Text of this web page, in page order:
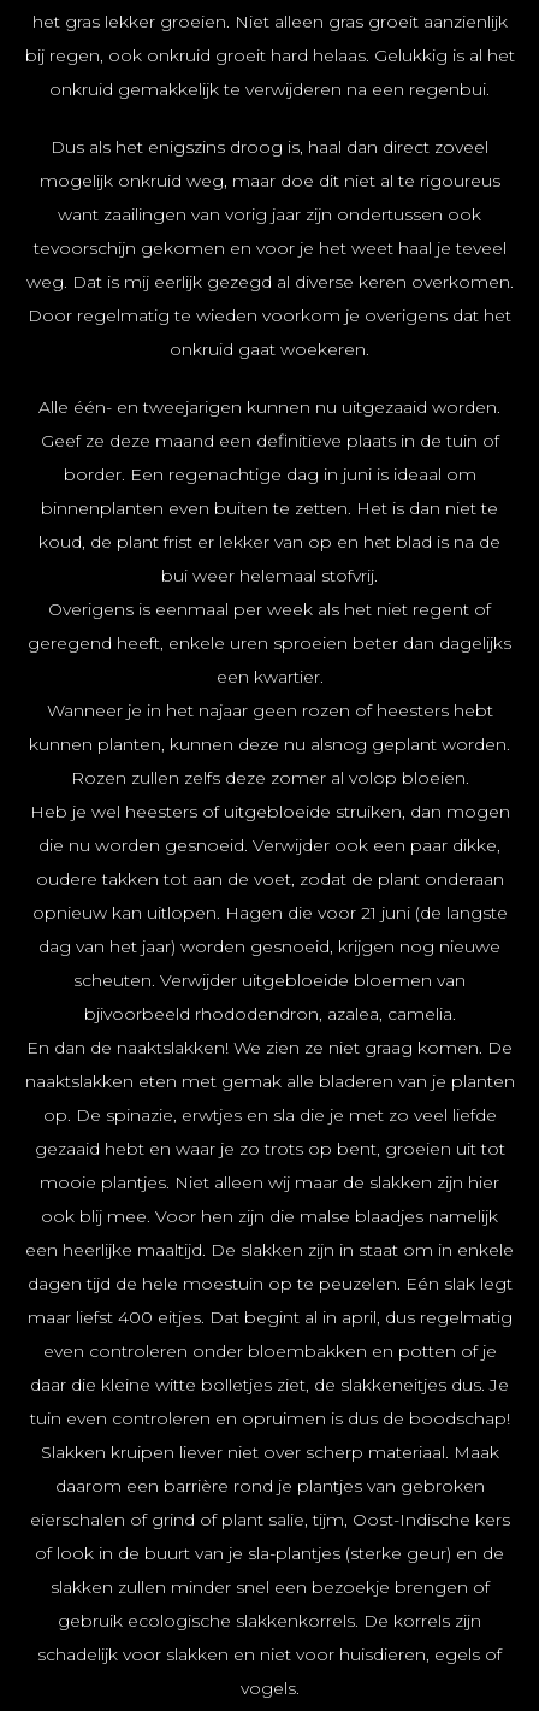
het gras lekker groeien. Niet alleen gras groeit aanzienlijk
bij regen, ook onkruid groeit hard helaas. Gelukkig is al het
onkruid gemakkelijk te verwijderen na een regenbui.
Dus als het enigszins droog is, haal dan direct zoveel
mogelijk onkruid weg, maar doe dit niet al te rigoureus
want zaailingen van vorig jaar zijn ondertussen ook
tevoorschijn gekomen en voor je het weet haal je teveel
weg. Dat is mij eerlijk gezegd al diverse keren overkomen.
Door regelmatig te wieden voorkom je overigens dat het
onkruid gaat woekeren.
Alle één- en tweejarigen kunnen nu uitgezaaid worden.
Geef ze deze maand een definitieve plaats in de tuin of
border. Een regenachtige dag in juni is ideaal om
binnenplanten even buiten te zetten. Het is dan niet te
koud, de plant frist er lekker van op en het blad is na de
bui weer helemaal stofvrij.
Overigens is eenmaal per week als het niet regent of
geregend heeft, enkele uren sproeien beter dan dagelijks
een kwartier.
Wanneer je in het najaar geen rozen of heesters hebt
kunnen planten, kunnen deze nu alsnog geplant worden.
Rozen zullen zelfs deze zomer al volop bloeien.
Heb je wel heesters of uitgebloeide struiken, dan mogen
die nu worden gesnoeid. Verwijder ook een paar dikke,
oudere takken tot aan de voet, zodat de plant onderaan
opnieuw kan uitlopen. Hagen die voor 21 juni (de langste
dag van het jaar) worden gesnoeid, krijgen nog nieuwe
scheuten. Verwijder uitgebloeide bloemen van
bjivoorbeeld rhododendron, azalea, camelia.
En dan de naaktslakken! We zien ze niet graag komen. De
naaktslakken eten met gemak alle bladeren van je planten
op. De spinazie, erwtjes en sla die je met zo veel liefde
gezaaid hebt en waar je zo trots op bent, groeien uit tot
mooie plantjes. Niet alleen wij maar de slakken zijn hier
ook blij mee. Voor hen zijn die malse blaadjes namelijk
een heerlijke maaltijd. De slakken zijn in staat om in enkele
dagen tijd de hele moestuin op te peuzelen. Eén slak legt
maar liefst 400 eitjes. Dat begint al in april, dus regelmatig
even controleren onder bloembakken en potten of je
daar die kleine witte bolletjes ziet, de slakkeneitjes dus. Je
tuin even controleren en opruimen is dus de boodschap!
Slakken kruipen liever niet over scherp materiaal. Maak
daarom een barrière rond je plantjes van gebroken
eierschalen of grind of plant salie, tijm, Oost-Indische kers
of look in de buurt van je sla-plantjes (sterke geur) en de
slakken zullen minder snel een bezoekje brengen of
gebruik ecologische slakkenkorrels. De korrels zijn
schadelijk voor slakken en niet voor huisdieren, egels of
vogels.